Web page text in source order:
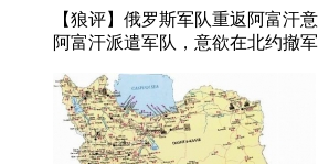
【狼评】俄罗斯军队重返阿富汗
阿富汗派遣军队，意欲在北约撤